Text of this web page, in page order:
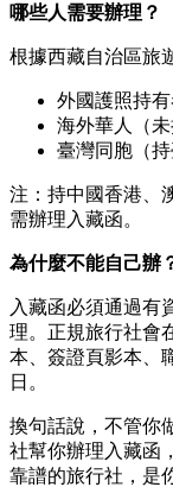
哪些人需要辦理？
根據西藏自治區旅
外國護照持
海外華人（
臺灣同胞（持
注：持中國香港、
需辦理入藏函。
為什麼不能自己辦
入藏函必須通過有
理。正規旅行社會
本、簽證頁影本、
日。
換句話說，不管你
社幫你辦理入藏函
靠譜的旅行社，是